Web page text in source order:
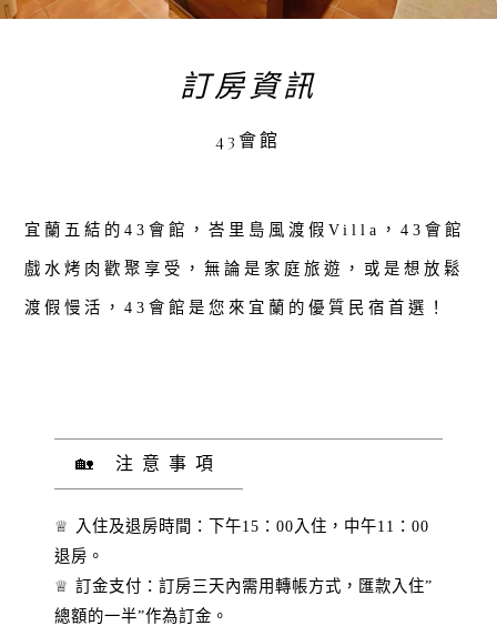
訂房資訊
43會館
宜蘭五結的43會館，峇里島風渡假Villa，43會館
戲水烤肉歡聚享受，無論是家庭旅遊，或是想放鬆
渡假慢活，43會館是您來宜蘭的優質民宿首選！
🏡 注意事項
♕ 入住及退房時間：下午15：00入住，中午11：00
退房。
♕ 訂金支付：訂房三天內需用轉帳方式，匯款入住”
總額的一半”作為訂金。